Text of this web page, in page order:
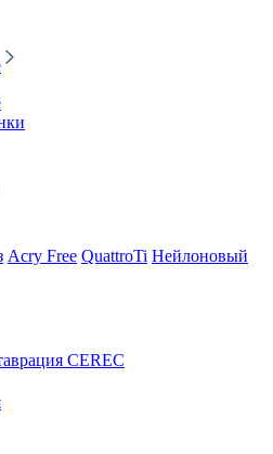
Acry Free QuattroTi Нейлоновый
CEREC